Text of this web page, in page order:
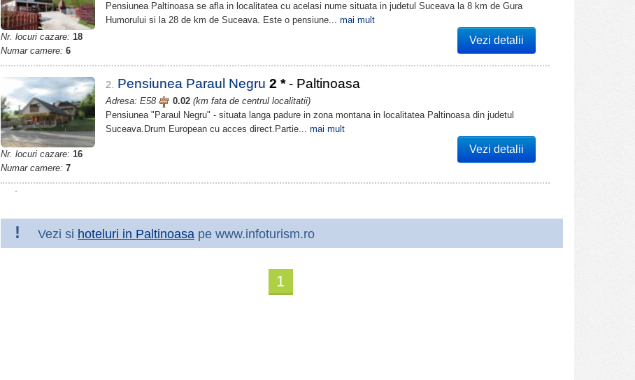
Nr. locuri cazare: 18
Numar camere: 6
Pensiunea Paltinoasa se afla in localitatea cu acelasi nume situata in judetul Suceava la 8 km de Gura
Humorului si la 28 de km de Suceava. Este o pensiune... mai mult
Vezi detalii
Nr. locuri cazare: 16
Numar camere: 7
2. Pensiunea Paraul Negru 2 * - Paltinoasa
Adresa: E58 0.02 (km fata de centrul localitatii)
Pensiunea "Paraul Negru" - situata langa padure in zona montana in localitatea Paltinoasa din judetul
Suceava.Drum European cu acces direct.Partie... mai mult
Vezi detalii
! Vezi si hoteluri in Paltinoasa pe www.infoturism.ro
1